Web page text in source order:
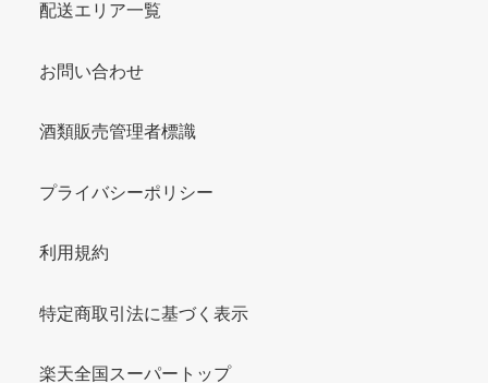
配送エリア一覧
お問い合わせ
酒類販売管理者標識
プライバシーポリシー
利用規約
特定商取引法に基づく表示
楽天全国スーパートップ